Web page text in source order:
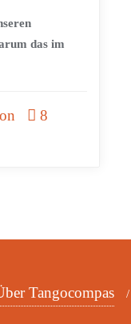
das im
8
Tangocompas